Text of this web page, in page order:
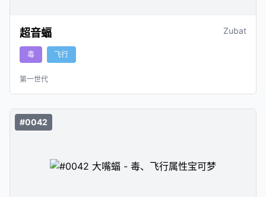
超音蝠 Zubat
毒 飞行
第一世代
#0042